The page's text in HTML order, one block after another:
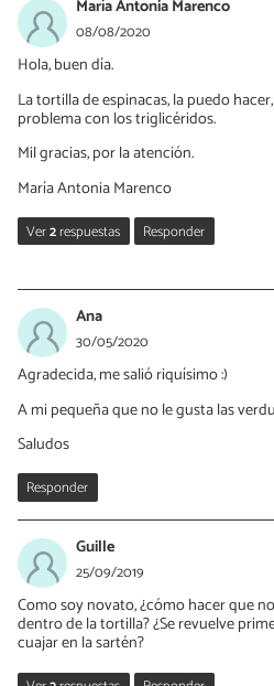
María Antonia Marenco
08/08/2020
Hola, buen día.
La tortilla de espinacas, la puedo
problema con los triglicéridos.
Mil gracias, por la atención.
María Antonia Marenco
Ver2respuestas Responder
Si, puede hacerse solo con claras.
hola soy nuevo
Ana
30/05/2020
Agradecida, me salió riquísimo :)
A mi pequeña que no le gusta las
Saludos
Responder
Guille
25/09/2019
Como soy novato, ¿cómo hacer que
dentro de la tortilla? ¿Se revuelve
cuajar en la sartén?